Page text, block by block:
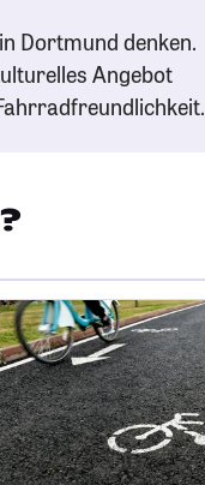
Dortmund denken.
Angebot